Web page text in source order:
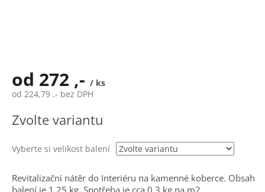
od 272 ,- / ks
od 224,79 ,- bez DPH
cena:
Zvolte variantu
Vyberte si velikost balení
Revitalizační nátěr do Interiéru na kamenné koberce. Obsah